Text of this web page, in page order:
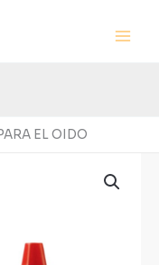
EL OIDO